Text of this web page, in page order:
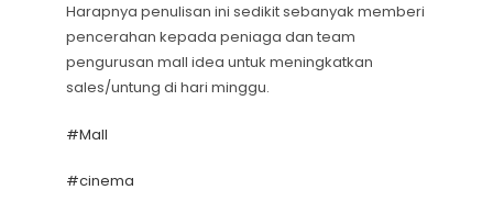
Harapnya penulisan ini sedikit sebanyak memberi
pencerahan kepada peniaga dan team
pengurusan mall idea untuk meningkatkan
sales/untung di hari minggu.
#Mall
#cinema